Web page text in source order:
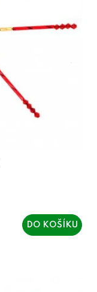
DO KOŠÍKU